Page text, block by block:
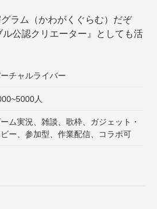
同接数
ファッション
ラム（かわがくぐらむ）だぞ
ル公認クリエーター』としても活
チャルライバー
人
ム実況、雑談、歌枠、ガジェット・
ー、参加型、作業配信、コラボ可